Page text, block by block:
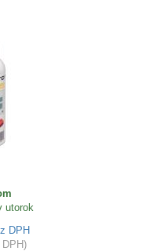
utorok
DPH